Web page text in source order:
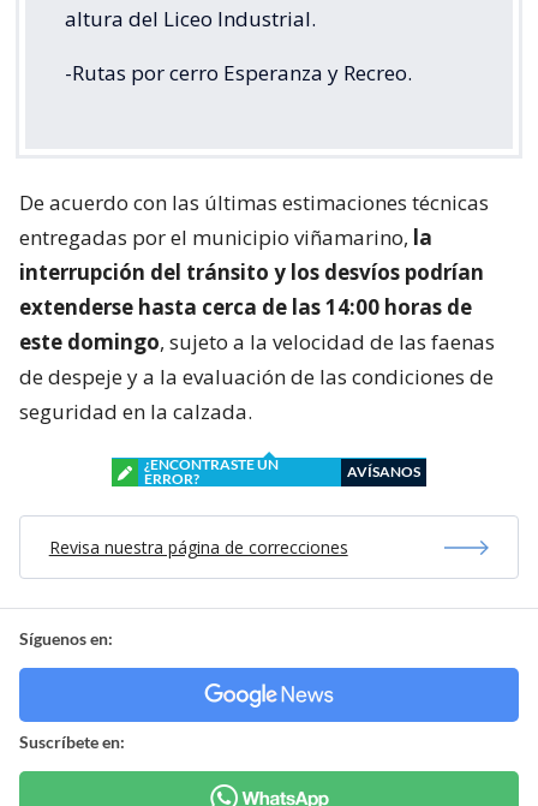
altura del Liceo Industrial.
-Rutas por cerro Esperanza y Recreo.
De acuerdo con las últimas estimaciones técnicas
entregadas por el municipio viñamarino, la
interrupción del tránsito y los desvíos podrían
extenderse hasta cerca de las 14:00 horas de
este domingo, sujeto a la velocidad de las faenas
de despeje y a la evaluación de las condiciones de
seguridad en la calzada.
¿ENCONTRASTE UN
ERROR?
AVÍSANOS
Revisa nuestra página de correcciones
Síguenos en:
Suscríbete en: